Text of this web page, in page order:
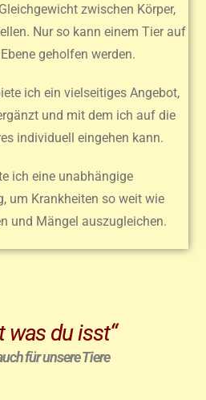
zwischen Körper,
Nur so kann einem Tier auf
geholfen werden.
ich ein vielseitiges Angebot,
und mit dem ich auf die
individuell eingehen kann.
ich eine unabhängige
um Krankheiten so weit wie
und Mängel auszugleichen.
was du isst“
für unsere Tiere